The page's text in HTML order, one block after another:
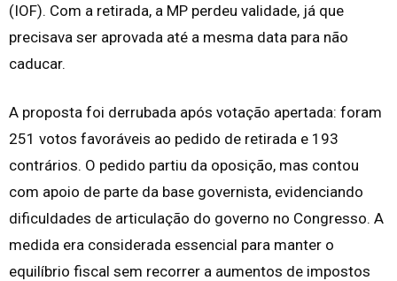
(IOF). Com a retirada, a MP perdeu validade, já que
precisava ser aprovada até a mesma data para não
caducar.
A proposta foi derrubada após votação apertada: foram
251 votos favoráveis ao pedido de retirada e 193
contrários. O pedido partiu da oposição, mas contou
com apoio de parte da base governista, evidenciando
dificuldades de articulação do governo no Congresso. A
medida era considerada essencial para manter o
equilíbrio fiscal sem recorrer a aumentos de impostos